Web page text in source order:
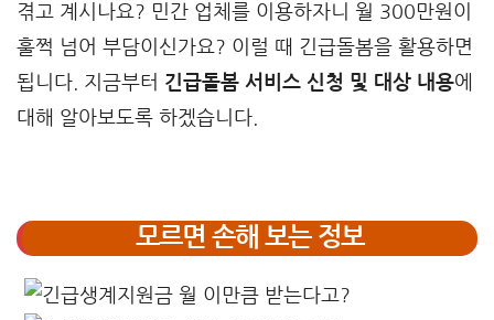
겪고 계시나요? 민간 업체를 이용하자니 월 300만원이
훌쩍 넘어 부담이신가요? 이럴 때 긴급돌봄을 활용하면
됩니다. 지금부터 긴급돌봄 서비스 신청 및 대상 내용에
대해 알아보도록 하겠습니다.
모르면 손해 보는 정보